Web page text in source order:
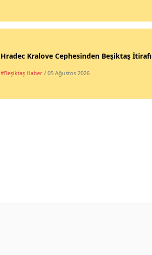
Hradec Kralove Cephesinden Beşiktaş İtirafı
#Beşiktaş Haber / 05 Ağustos 2026